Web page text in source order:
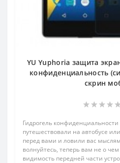
YU Yuphoria защита
конфиденциальность
скрин
Гидрогель
путешествовали на автобусе
перед вами и ловили вас
волнуйтесь, теперь вам не о
видимость передней части